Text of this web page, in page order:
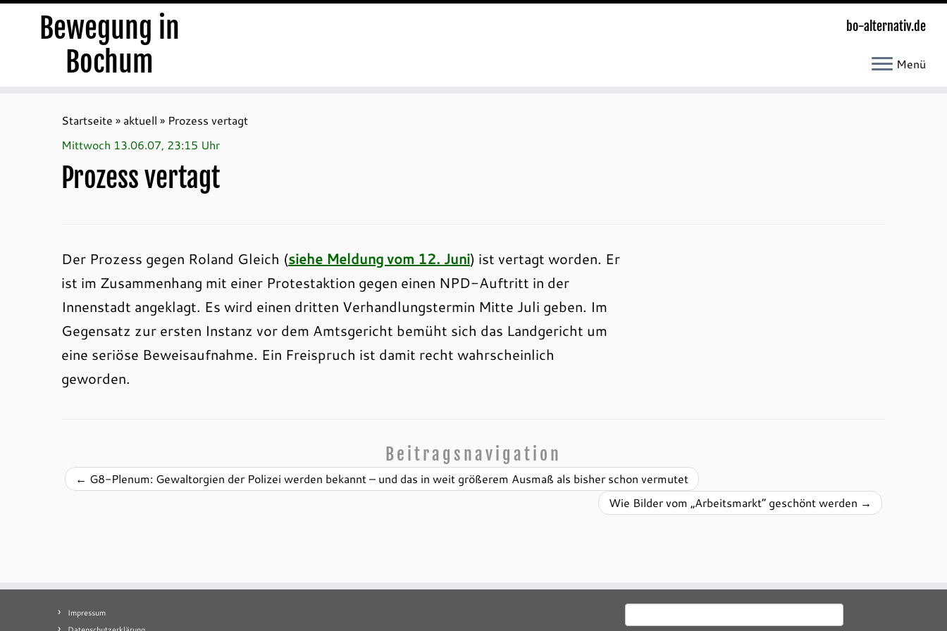
Bewegung in
Bochum
bo-alternativ.de
Menü
Startseite » aktuell » Prozess vertagt
Mittwoch 13.06.07, 23:15 Uhr
Prozess vertagt
Der Prozess gegen Roland Gleich (siehe Meldung vom 12. Juni) ist vertagt worden. Er
ist im Zusammenhang mit einer Protestaktion gegen einen NPD-Auftritt in der
Innenstadt angeklagt. Es wird einen dritten Verhandlungstermin Mitte Juli geben. Im
Gegensatz zur ersten Instanz vor dem Amtsgericht bemüht sich das Landgericht um
eine seriöse Beweisaufnahme. Ein Freispruch ist damit recht wahrscheinlich
geworden.
Beitragsnavigation
← G8-Plenum: Gewaltorgien der Polizei werden bekannt – und das in weit größerem Ausmaß als bisher schon vermutet
Wie Bilder vom „Arbeitsmarkt“ geschönt werden →
Impressum
Suchen
nach: